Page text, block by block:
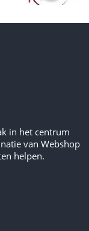
in het centrum
van Webshop
helpen.